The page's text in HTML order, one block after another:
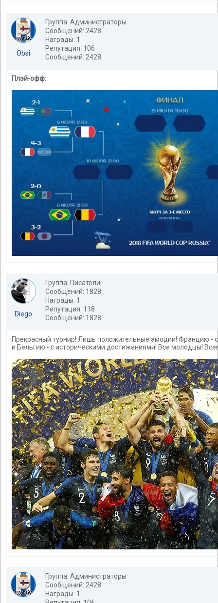
Obsi
Группа: Администраторы
Сообщений: 2428
Награды: 1
Репутация: 106
Сообщений: 2428
Плэй-офф:
Diego
Группа: Писатели
Сообщений: 1828
Награды: 1
Репутация: 118
Сообщений: 1828
Прекрасный турнир! Лишь положительные эмоции! Францию -
и Бельгию - с историческими достижениями! Все молодцы!
Группа: Администраторы
Сообщений: 2428
Награды: 1